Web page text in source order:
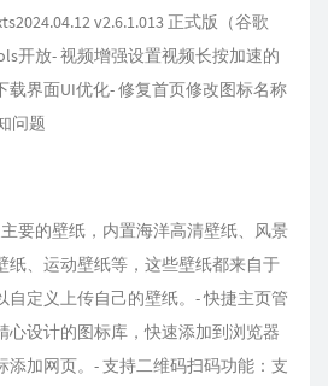
v2.6.1.013 正式版（谷歌
开放- 视频增强设置视频长按加速的
载界面UI优化- 修复首页修改图标名称
问题
要的壁纸，内置海洋高清壁纸、风景
纸、运动壁纸等，这些壁纸都来自于
自定义上传自己的壁纸。- 快捷主页管
心设计的图标库，快速添加到浏览器
添加网页。- 支持二维码扫码功能：支